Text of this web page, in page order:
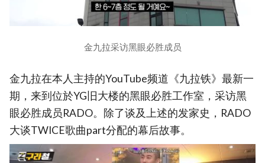
金九拉采访黑眼必胜成员
金九拉在本人主持的YouTube频道《九拉铁》最新一
期，来到位於YG旧大楼的黑眼必胜工作室，采访黑
眼必胜成员RADO。除了谈及上述的发家史，RADO
大谈TWICE歌曲part分配的幕后故事。